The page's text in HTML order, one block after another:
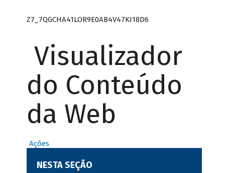
Z7_7QGCHA41LOR9E0AB4V47KI18D6
Visualizador
do Conteúdo
da Web
Ações
NESTA SEÇÃO